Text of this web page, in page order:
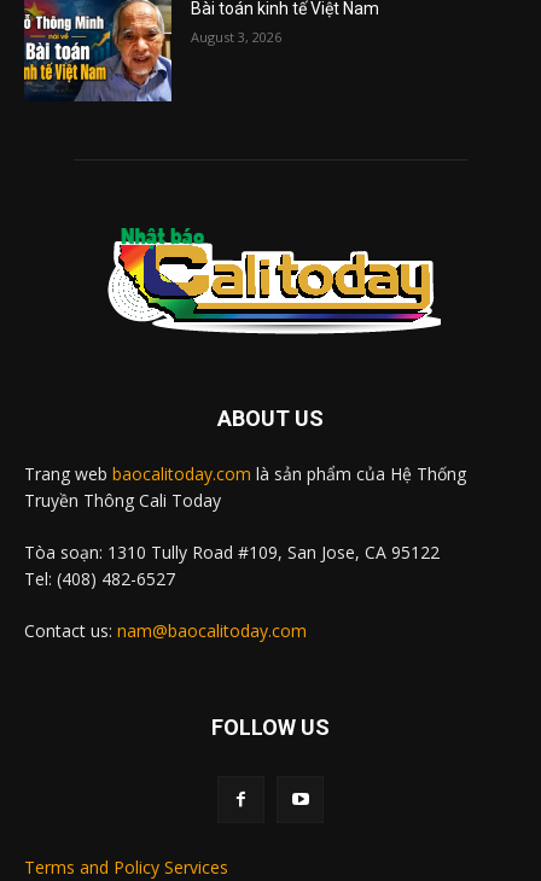
Bài toán kinh tế Việt Nam
August 3, 2026
ABOUT US
Trang web baocalitoday.com là sản phẩm của Hệ Thống
Truyền Thông Cali Today
Tòa soạn: 1310 Tully Road #109, San Jose, CA 95122
Tel: (408) 482-6527
Contact us: nam@baocalitoday.com
FOLLOW US
Terms and Policy Services